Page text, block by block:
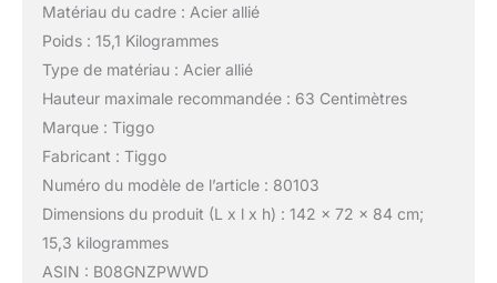
Matériau du cadre : Acier allié
Poids : 15,1 Kilogrammes
Type de matériau : Acier allié
Hauteur maximale recommandée : 63 Centimètres
Marque : Tiggo
Fabricant : Tiggo
Numéro du modèle de l’article : 80103
Dimensions du produit (L x l x h) : 142 x 72 x 84 cm;
15,3 kilogrammes
ASIN : B08GNZPWWD